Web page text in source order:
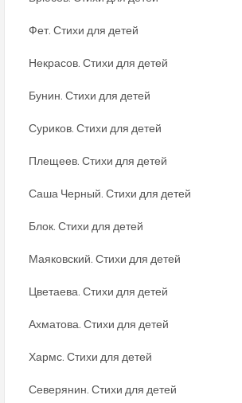
Фет. Стихи для детей
Некрасов. Стихи для детей
Бунин. Стихи для детей
Суриков. Стихи для детей
Плещеев. Стихи для детей
Саша Черный. Стихи для детей
Блок. Стихи для детей
Маяковский. Стихи для детей
Цветаева. Стихи для детей
Ахматова. Стихи для детей
Хармс. Стихи для детей
Северянин. Стихи для детей